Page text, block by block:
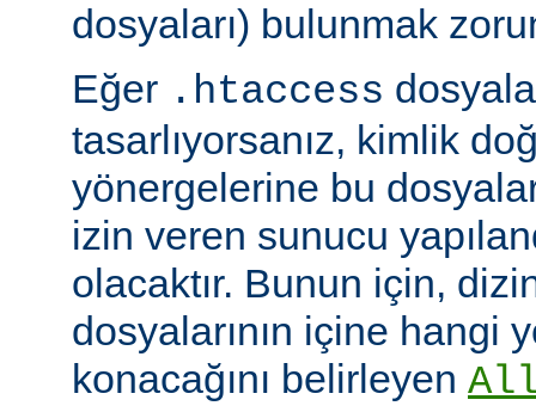
dosyaları) bulunmak
Eğer .htaccess
tasarlıyorsanız, kimlik
yönergelerine bu
izin veren sunucu
olacaktır. Bunun için,
dosyalarının içine hangi
konacağını belirleyen